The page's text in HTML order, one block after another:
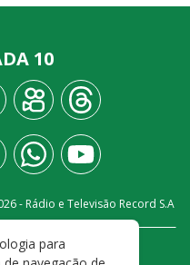
10
- Rádio e Televisão Record S.A
PRIVACIDADE
para